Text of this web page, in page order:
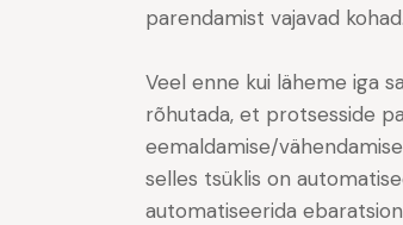
parendamist vajavad kohad.
Veel enne kui läheme iga
rõhutada, et protsesside
eemaldamise/
selles tsüklis on
automatiseerida